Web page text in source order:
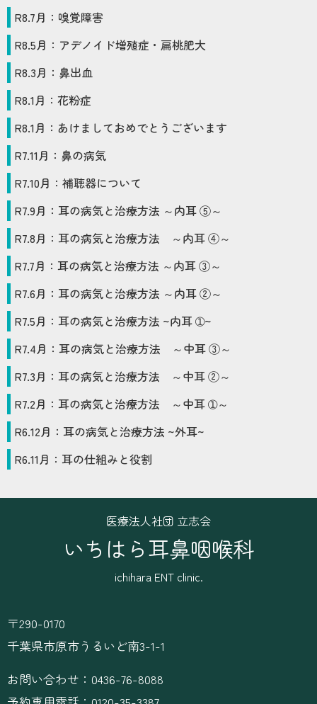
R8.7月： 嗅覚障害
R8.5月： アデノイド増殖症・扁桃肥大
R8.3月： 鼻出血
R8.1月： 花粉症
R8.1月： あけましておめでとうございます
R7.11月： 鼻の病気
R7.10月： 補聴器について
R7.9月： 耳の病気と治療方法 ～内耳 ⑤～
R7.8月： 耳の病気と治療方法 ～内耳 ④～
R7.7月： 耳の病気と治療方法 ～内耳 ③～
R7.6月： 耳の病気と治療方法 ～内耳 ②～
R7.5月： 耳の病気と治療方法 ~内耳 ➀~
R7.4月： 耳の病気と治療方法 ～中耳 ③～
R7.3月： 耳の病気と治療方法 ～中耳 ②～
R7.2月： 耳の病気と治療方法 ～中耳 ➀～
R6.12月： 耳の病気と治療方法 ~外耳~
R6.11月： 耳の仕組みと役割
医療法人社団 立志会
いちはら耳鼻咽喉科
ichihara ENT clinic.
〒290-0170
千葉県市原市うるいど南3-1-1
お問い合わせ：0436-76-8088